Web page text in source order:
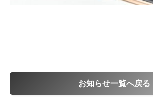
お知らせ一覧へ戻る